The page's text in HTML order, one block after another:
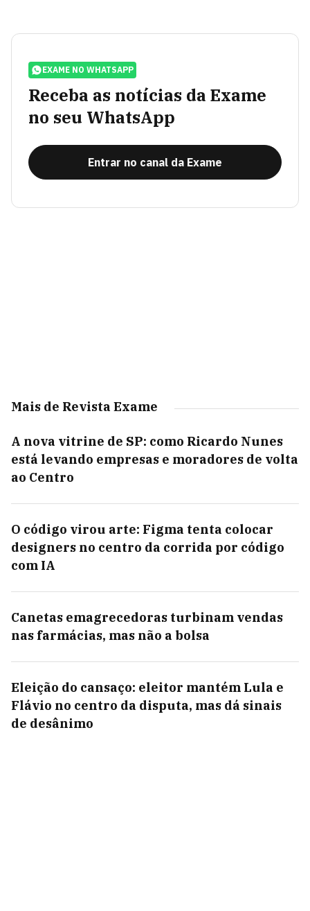
EXAME NO WHATSAPP
Receba as notícias da Exame
no seu WhatsApp
Entrar no canal da Exame
Mais de Revista Exame
A nova vitrine de SP: como Ricardo Nunes
está levando empresas e moradores de volta
ao Centro
O código virou arte: Figma tenta colocar
designers no centro da corrida por código
com IA
Canetas emagrecedoras turbinam vendas
nas farmácias, mas não a bolsa
Eleição do cansaço: eleitor mantém Lula e
Flávio no centro da disputa, mas dá sinais
de desânimo